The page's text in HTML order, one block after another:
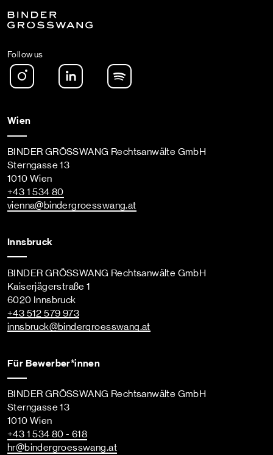
Follow us
Instagram LinkedIn
Wien
BINDER GRÖSSWANG Rechtsanwälte GmbH
Sterngasse 13
1010 Wien
+43 1 534 80
vienna@bindergroesswang.at
Innsbruck
BINDER GRÖSSWANG Rechtsanwälte GmbH
Kaiserjägerstraße 1
6020 Innsbruck
+43 512 579 973
innsbruck@bindergroesswang.at
Für Bewerber*innen
BINDER GRÖSSWANG Rechtsanwälte GmbH
Sterngasse 13
1010 Wien
+43 1 534 80 - 618
hr@bindergroesswang.at